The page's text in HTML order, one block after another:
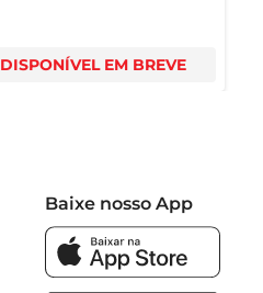
DISPONÍVEL EM BREVE
Baixe nosso App